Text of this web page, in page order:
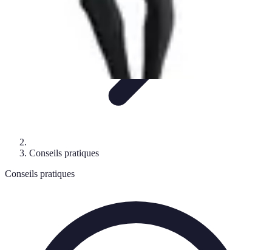
Conseils pratiques
Conseils pratiques